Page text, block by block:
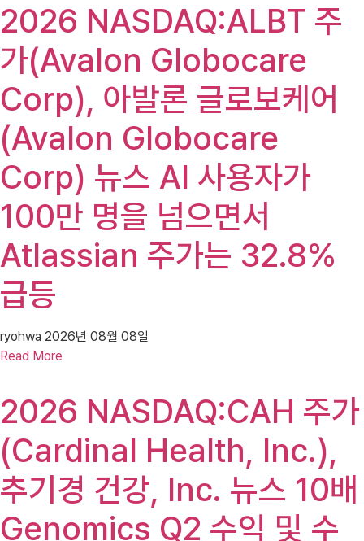
2026 NASDAQ:ALBT 주
가(Avalon Globocare
Corp), 아발론 글로보케어
(Avalon Globocare
Corp) 뉴스 AI 사용자가
100만 명을 넘으면서
Atlassian 주가는 32.8%
급등
ryohwa 2026년 08월 08일
Read More
2026 NASDAQ:CAH 주가
(Cardinal Health, Inc.),
추기경 건강, Inc. 뉴스 10배
Genomics Q2 수익 및 수